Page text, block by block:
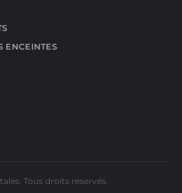
ENCEINTES
Tous droits réservés.